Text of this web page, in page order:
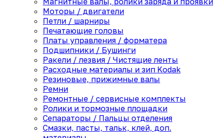
Моторы / двигатели
Петли / шарниры
Печатающие головы
Платы управления / форматера
Подшипники / Бушинги
Ракели / лезвия / Чистящие ленты
Расходные материалы и зип Kodak
Резиновые, прижимные валы
Ремни
Ремонтные / сервисные комплекты
Ролики и тормозные площадки
Сепараторы / Пальцы отделения
Смазки, пасты, тальк, клей, доп.